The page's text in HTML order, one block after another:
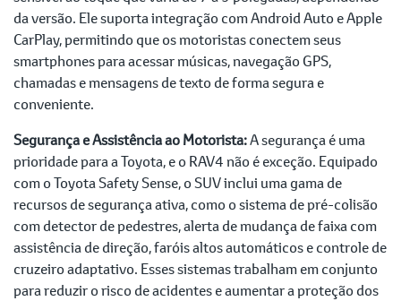
da versão. Ele suporta integração com Android Auto e Apple
CarPlay, permitindo que os motoristas conectem seus
smartphones para acessar músicas, navegação GPS,
chamadas e mensagens de texto de forma segura e
conveniente.
Segurança e Assistência ao Motorista:A segurança é uma
prioridade para a Toyota, e o RAV4 não é exceção. Equipado
com o Toyota Safety Sense, o SUV inclui uma gama de
recursos de segurança ativa, como o sistema de pré-colisão
com detector de pedestres, alerta de mudança de faixa com
assistência de direção, faróis altos automáticos e controle de
cruzeiro adaptativo. Esses sistemas trabalham em conjunto
para reduzir o risco de acidentes e aumentar a proteção dos